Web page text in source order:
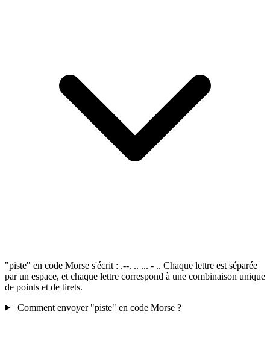
"piste" en code Morse s'écrit : .--. .. ... - .. Chaque lettre est séparée
par un espace, et chaque lettre correspond à une combinaison unique
de points et de tirets.
Comment envoyer "piste" en code Morse ?